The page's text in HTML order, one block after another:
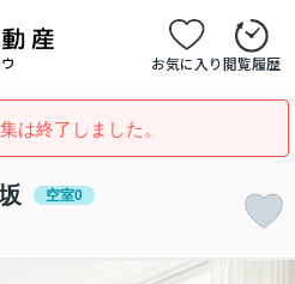
お気に入り閲覧履歴
は終了しました。
空室0